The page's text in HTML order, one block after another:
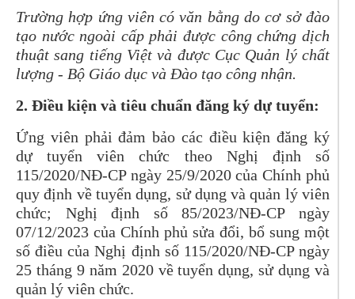
Trường hợp ứng viên có văn bằng do cơsở đào
tạo nước ngoài cấp phải được công chứng dịch
thuật sang tiếng Việt và được Cục Quản lý chất
lượng - Bộ Giáo dục và Đào tạo công nhận.
2. Điều kiện và tiêu chuẩn đăng ký dự tuyển:
Ứng viên phải đảm bảo các điều kiện đăng ký
dự tuyển viên chức theo Nghị định số
115/2020/NĐ-CP ngày 25/9/2020 của Chính phủ
quy định về tuyển dụng, sử dụng và quản lý viên
chức; Nghị định số 85/2023/NĐ-CP ngày
07/12/2023 của Chính phủ sửa đổi, bổ sung một
số điều của Nghị định số 115/2020/NĐ-CP ngày
25 tháng 9 năm 2020 về tuyển dụng, sử dụng và
quản lý viên chức.